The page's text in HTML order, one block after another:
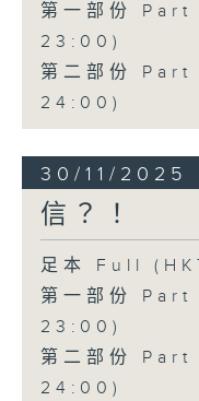
第一部份
23:00)
第二部份
24:00)
30/11/2025
信？！
足本 Full
第一部份
23:00)
第二部份
24:00)